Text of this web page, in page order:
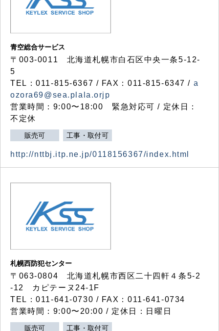
青空総合サービス
〒003-0011 北海道札幌市白石区中央一条5-12-
5
TEL：011-815-6367 / FAX：011-815-6347 / a
ozora69@sea.plala.orjp
営業時間：9:00〜18:00 緊急対応可 / 定休日：
不定休
販売可 工事・取付可
http://nttbj.itp.ne.jp/0118156367/index.html
札幌西防犯センター
〒063-0804 北海道札幌市西区二十四軒４条5-2
-12 カピテーヌ24-1F
TEL：011-641-0730 / FAX：011-641-0734
営業時間：9:00〜20:00 / 定休日：日曜日
販売可 工事・取付可